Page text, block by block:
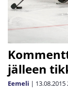
jälleen
Eemeli | 13.08.2015